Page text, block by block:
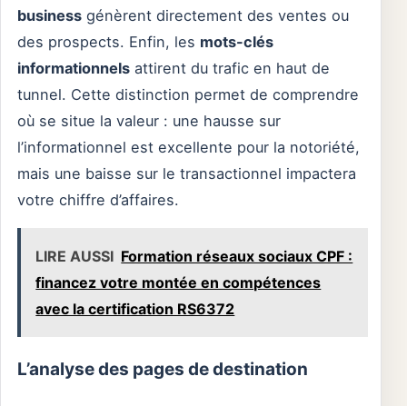
business génèrent directement des ventes ou
des prospects. Enfin, les mots-clés
informationnels attirent du trafic en haut de
tunnel. Cette distinction permet de comprendre
où se situe la valeur : une hausse sur
l’informationnel est excellente pour la notoriété,
mais une baisse sur le transactionnel impactera
votre chiffre d’affaires.
LIRE AUSSI Formation réseaux sociaux CPF :
financez votre montée en compétences
avec la certification RS6372
L’analyse des pages de destination